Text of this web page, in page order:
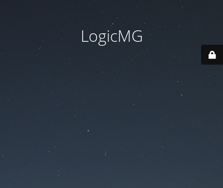
LogicMG